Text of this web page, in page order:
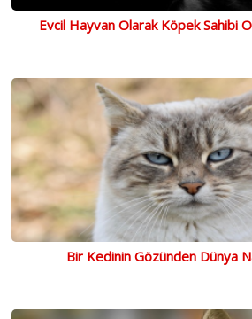
Evcil Hayvan Olarak Köpek Sahibi
Bir Kedinin Gözünden Dünya